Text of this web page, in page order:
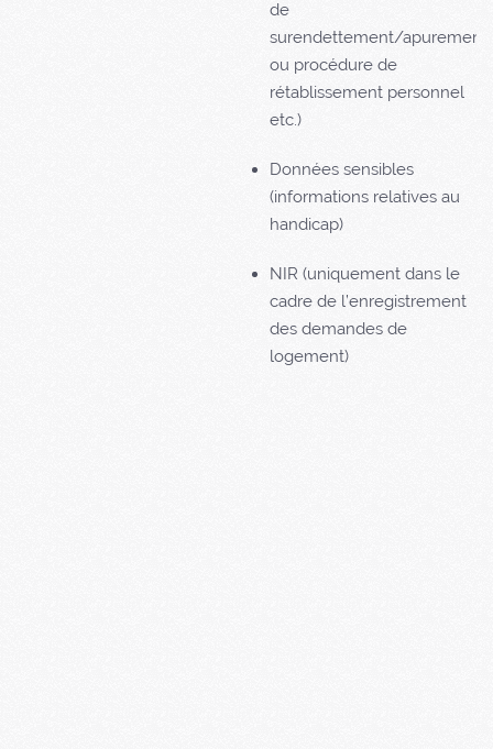
de
surendettement/apurement
ou procédure de
rétablissement personnel
etc.)
Données sensibles
(informations relatives au
handicap)
NIR (uniquement dans le
cadre de l’enregistrement
des demandes de
logement)